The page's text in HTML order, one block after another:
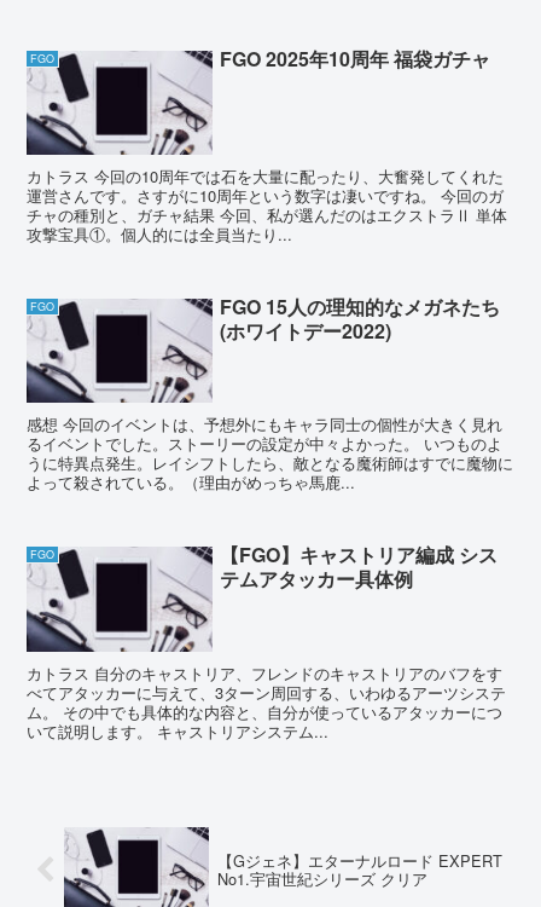
FGO FGO 2025年10周年 福袋ガチャ
カトラス 今回の10周年では石を大量に配ったり、大奮発してくれた
運営さんです。さすがに10周年という数字は凄いですね。 今回のガ
チャの種別と、ガチャ結果 今回、私が選んだのはエクストラⅡ 単体
攻撃宝具①。個人的には全員当たり...
FGO
FGO 15人の理知的なメガネたち
(ホワイトデー2022)
感想 今回のイベントは、予想外にもキャラ同士の個性が大きく見れ
るイベントでした。ストーリーの設定が中々よかった。 いつものよ
うに特異点発生。レイシフトしたら、敵となる魔術師はすでに魔物に
よって殺されている。（理由がめっちゃ馬鹿...
FGO
【FGO】キャストリア編成 シス
テムアタッカー具体例
カトラス 自分のキャストリア、フレンドのキャストリアのバフをす
べてアタッカーに与えて、3ターン周回する、いわゆるアーツシステ
ム。 その中でも具体的な内容と、自分が使っているアタッカーにつ
いて説明します。 キャストリアシステム...
【Gジェネ】エターナルロード EXPERT
No1.宇宙世紀シリーズ クリア